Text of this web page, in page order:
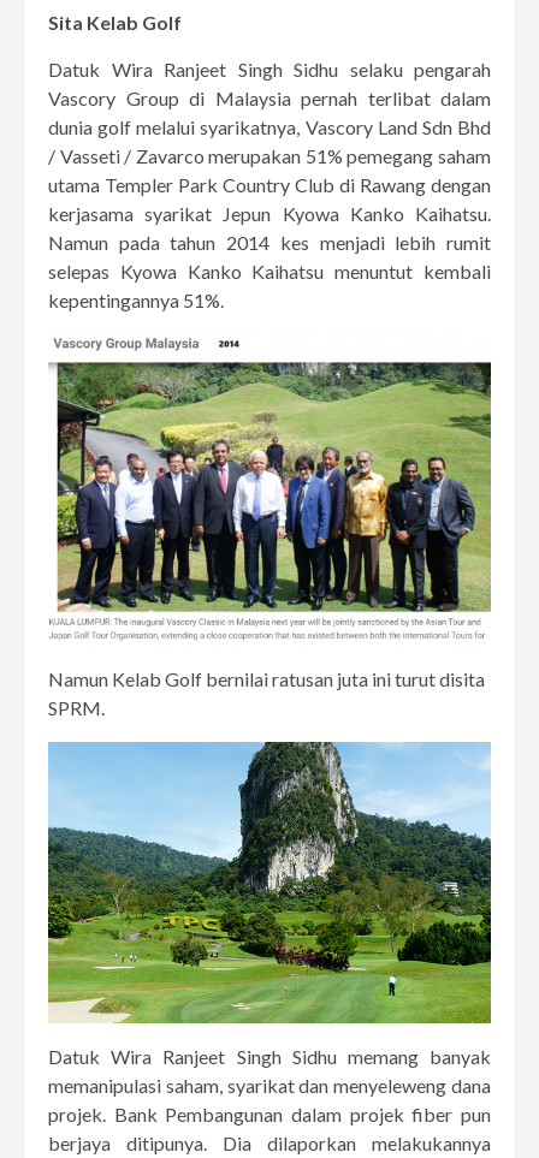
Sita Kelab Golf
Datuk Wira Ranjeet Singh Sidhu selaku pengarah
Vascory Group di Malaysia pernah terlibat dalam
dunia golf melalui syarikatnya, Vascory Land Sdn Bhd
/ Vasseti / Zavarco merupakan 51% pemegang saham
utama Templer Park Country Club di Rawang dengan
kerjasama syarikat Jepun Kyowa Kanko Kaihatsu.
Namun pada tahun 2014 kes menjadi lebih rumit
selepas Kyowa Kanko Kaihatsu menuntut kembali
kepentingannya 51%.
Namun Kelab Golf bernilai ratusan juta ini turut disita
SPRM.
Datuk Wira Ranjeet Singh Sidhu memang banyak
memanipulasi saham, syarikat dan menyeleweng dana
projek. Bank Pembangunan dalam projek fiber pun
berjaya ditipunya. Dia dilaporkan melakukannya